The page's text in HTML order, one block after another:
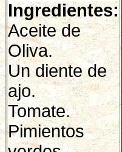
Ingredientes:
Aceite de
Oliva.
Un diente de
ajo.
Tomate.
Pimientos